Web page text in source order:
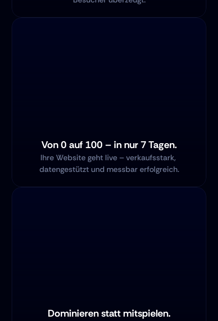
Von 0 auf 100 – in nur 7 Tagen.
Ihre Website geht live – verkaufsstark,
datengestützt und messbar erfolgreich.
Dominieren statt mitspielen.